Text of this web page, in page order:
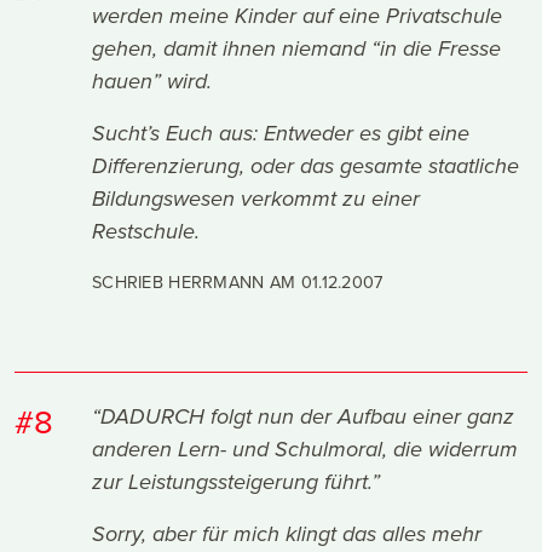
werden meine Kinder auf eine Privatschule
gehen, damit ihnen niemand “in die Fresse
hauen” wird.
Sucht’s Euch aus: Entweder es gibt eine
Differenzierung, oder das gesamte staatliche
Bildungswesen verkommt zu einer
Restschule.
SCHRIEB HERRMANN AM 01.12.2007
#8
“DADURCH folgt nun der Aufbau einer ganz
anderen Lern- und Schulmoral, die widerrum
zur Leistungssteigerung führt.”
Sorry, aber für mich klingt das alles mehr